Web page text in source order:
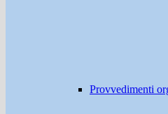
Provvedimenti